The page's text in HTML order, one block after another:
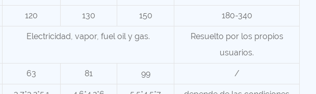
120 130 150 180-340
Electricidad, vapor, fuel oil y gas.
Resuelto por los propios
usuarios.
63 81 99 /